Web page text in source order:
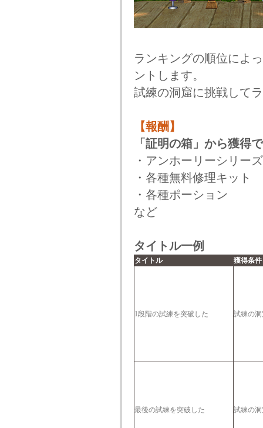
ランキングの順位によ
ントします。
試練の洞窟に挑戦して
【報酬】
「証明の箱」から獲得
・アンホーリーシリーズ
・各種無料修理キット
・各種ポーション
など
タイトル一例
タイトル 獲得条件
1段階の試練を突破した 試練の
最後の試練を突破した 試練の